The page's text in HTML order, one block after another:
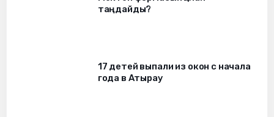
таңдайды?
17 детей выпали из окон c начала
года в Атырау